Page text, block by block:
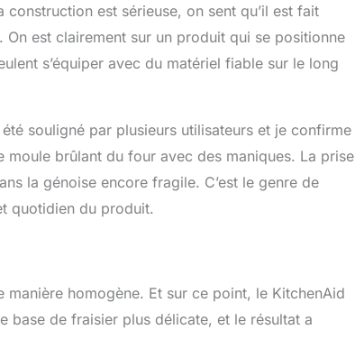
est sérieuse, on sent qu’il est fait
est clairement sur un produit qui se positionne
s’équiper avec du matériel fiable sur le long
souligné par plusieurs utilisateurs et je confirme
brûlant du four avec des maniques. La prise
la génoise encore fragile. C’est le genre de
quotidien du produit.
homogène. Et sur ce point, le KitchenAid
base de fraisier plus délicate, et le résultat a